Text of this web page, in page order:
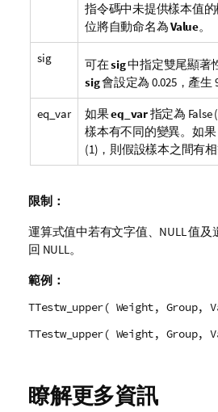
指令碼中未提供樣本值
位將自動命名為Value。
sig 可在sig中指定雙尾顯著
sig會設定為 0.025，產生
eq_var 如果eq_var指定為 False
樣本有不同的變異。如果
(1)，則假設樣本之間有相
限制：
運算式值中若有文字值、 NULL值及
回 NULL。
範例：
TTestw_upper( Weight, Group,
TTestw_upper( Weight,
瞭解更多資訊